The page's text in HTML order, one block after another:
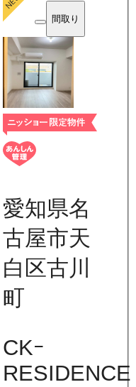
間取り
愛知県名
古屋市天
白区古川
町
CKｰ
RESIDENCE